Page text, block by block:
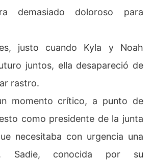
demasiado doloroso para
justo cuando Kyla y Noah
juntos, ella desapareció de
rastro.
momento crítico, a punto de
como presidente de la junta
necesitaba con urgencia una
Sadie, conocida por su